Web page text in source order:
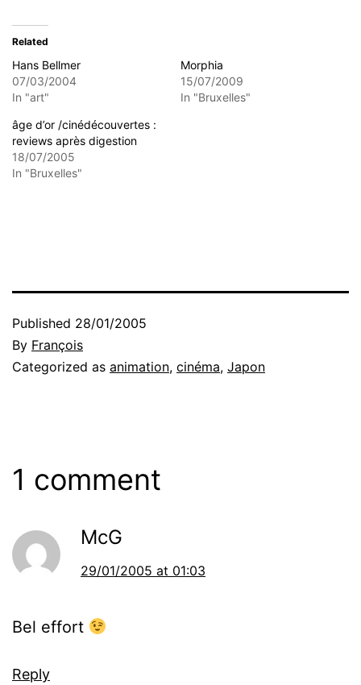
Related
Hans Bellmer
07/03/2004
In "art"
Morphia
15/07/2009
In "Bruxelles"
âge d’or /cinédécouvertes :
reviews après digestion
18/07/2005
In "Bruxelles"
Published 28/01/2005
By François
Categorized as animation, cinéma, Japon
1 comment
McG
29/01/2005 at 01:03
Bel effort
Reply